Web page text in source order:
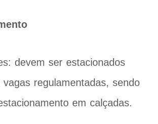
devem ser estacionados
vagas regulamentadas, sendo
em calçadas.